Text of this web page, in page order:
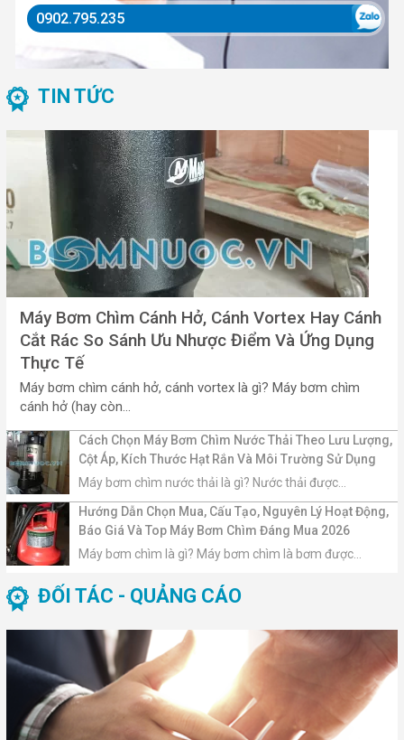
0902.795.235
TIN TỨC
Máy Bơm Chìm Cánh Hở, Cánh Vortex Hay Cánh
Cắt Rác So Sánh Ưu Nhược Điểm Và Ứng Dụng
Thực Tế
Máy bơm chìm cánh hở, cánh vortex là gì? Máy bơm chìm
cánh hở (hay còn...
Cách Chọn Máy Bơm Chìm Nước Thải Theo Lưu Lượng,
Cột Áp, Kích Thước Hạt Rắn Và Môi Trường Sử Dụng
Máy bơm chìm nước thải là gì? Nước thải được...
Hướng Dẫn Chọn Mua, Cấu Tạo, Nguyên Lý Hoạt Động,
Báo Giá Và Top Máy Bơm Chìm Đáng Mua 2026
Máy bơm chìm là gì? Máy bơm chìm là bơm được...
ĐỐI TÁC - QUẢNG CÁO